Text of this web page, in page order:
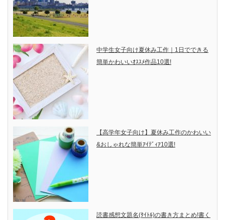
中学生女子向け夏休み工作｜1日でできる
簡単かわいいｵｽｽﾒ作品10選!
【高学年女子向け】夏休み工作のかわいい
&おしゃれな簡単ｱｲﾃﾞｨｱ10選!
読書感想文題名(ﾀｲﾄﾙ)の書き方まとめ!書く